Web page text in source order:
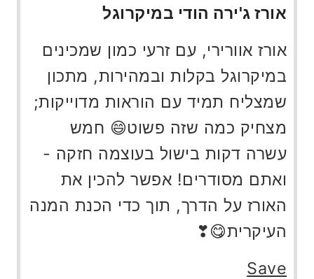
אורז ג'ירה הודי במיקרוגל
אורז אוורירי, עם זרעי כמון שמכינים
במיקרוגל בקלות ובמהירות, מתכון
שמצליח תמיד עם הוראות מדוייקות;
מצחיק כמה שזה פשוט😄 חמש
עשרה דקות בישול בעוצמה חזקה -
ואתם מסודרים! אפשר להכין את
האורז על הדרך, תוך כדי הכנת המנה
העיקרית😋❣
Save